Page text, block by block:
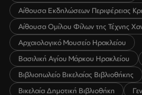
Αίθουσα Εκδηλώσεων Περιφέρειας
Αίθουσα Ομίλου Φίλων της Τέχνης
Αρχαιολογικό Μουσείο Ηρακλείου
Βασιλική Αγίου Μάρκου Ηρακλείου
Βιβλιοπωλείο Βικελαίας Βιβλιοθήκης
Βικελαία Δημοτική Βιβλιοθήκη